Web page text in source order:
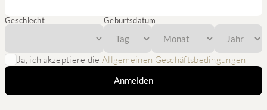
Geschlecht Geburtsdatum
Ja, ich akzeptiere die Allgemeinen Geschäftsbedingungen
Anmelden